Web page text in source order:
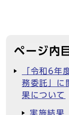
ページ内
「令和6年
務委託」に
果について
実施結果